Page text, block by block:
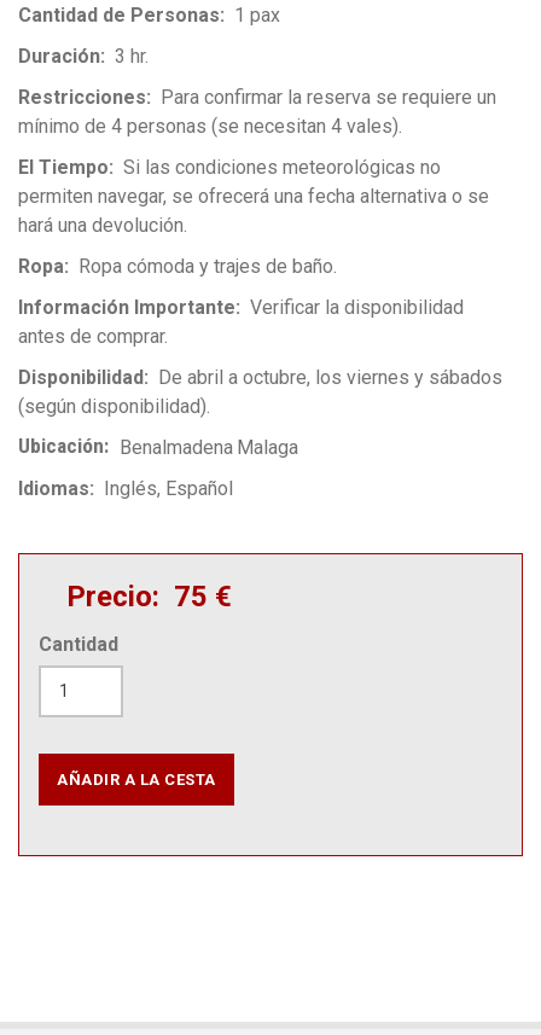
Cantidad de Personas
1 pax
Duración
3 hr.
Restricciones
Para confirmar la reserva se requiere un
mínimo de 4 personas (se necesitan 4 vales).
El Tiempo
Si las condiciones meteorológicas no
permiten navegar, se ofrecerá una fecha alternativa o se
hará una devolución.
Ropa
Ropa cómoda y trajes de baño.
Información Importante
Verificar la disponibilidad
antes de comprar.
Disponibilidad
De abril a octubre, los viernes y sábados
(según disponibilidad).
Ubicación Benalmadena Malaga
Idiomas
Inglés Español
Precio 75 €
Cantidad